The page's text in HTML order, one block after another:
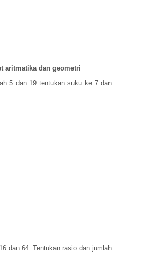
aritmatika dan geometri
5 dan 19 tentukan suku ke 7 dan
dan 64. Tentukan rasio dan jumlah